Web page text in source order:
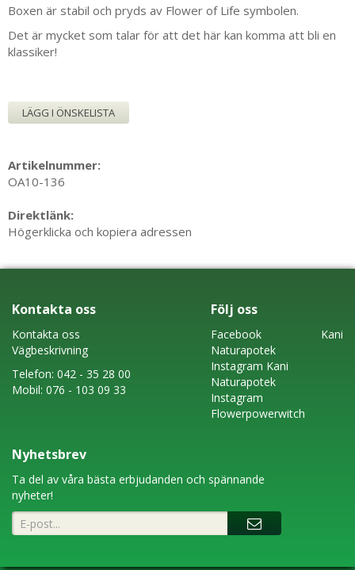
Boxen är stabil och pryds av Flower of Life symbolen.
Det är mycket som talar för att det här kan komma att bli en
klassiker!
LÄGG I ÖNSKELISTA
Artikelnummer:
OA10-136
Direktlänk:
Högerklicka och kopiera adressen
Kontakta oss
Kontakta oss
Vägbeskrivning
Telefon: 042 - 35 28 00
Mobil: 076 - 103 09 33
Följ oss
FacebookKani
Naturapotek
Instagram Kani
Naturapotek
Instagram
Flowerpowerwitch
Nyhetsbrev
Ta del av våra bästa erbjudanden och spännande
nyheter!